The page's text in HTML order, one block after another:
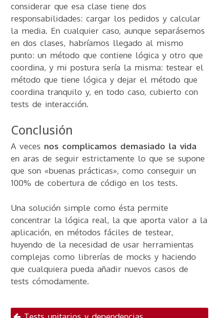
considerar que esa clase tiene dos
responsabilidades: cargar los pedidos y calcular
la media. En cualquier caso, aunque separásemos
en dos clases, habríamos llegado al mismo
punto: un método que contiene lógica y otro que
coordina, y mi postura sería la misma: testear el
método que tiene lógica y dejar el método que
coordina tranquilo y, en todo caso, cubierto con
tests de interacción.
Conclusión
A veces nos complicamos demasiado la vida
en aras de seguir estrictamente lo que se supone
que son «buenas prácticas», como conseguir un
100% de cobertura de código en los tests.
Una solución simple como ésta permite
concentrar la lógica real, la que aporta valor a la
aplicación, en métodos fáciles de testear,
huyendo de la necesidad de usar herramientas
complejas como librerías de mocks y haciendo
que cualquiera pueda añadir nuevos casos de
tests cómodamente.